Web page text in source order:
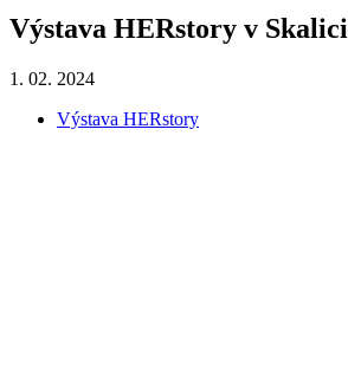
Výstava HERstory v Skalici
1. 02. 2024
Výstava HERstory